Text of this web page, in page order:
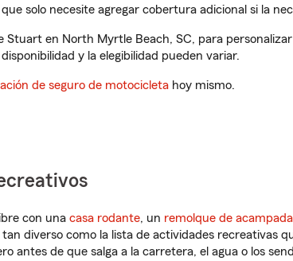
solo necesite agregar cobertura adicional si la
Stuart en North Myrtle Beach, SC, para
y la elegibilidad pueden variar.
de seguro de motocicleta hoy mismo.
con una casa rodante, un remolque de acampada
tan diverso como la lista de actividades recreativas
antes de que salga a la carretera, el agua o los